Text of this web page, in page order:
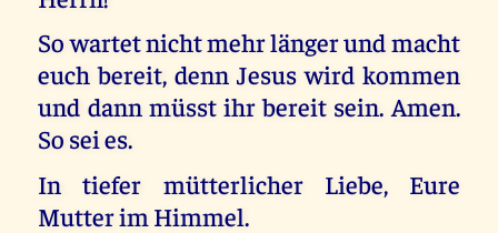
So wartet nicht mehr länger und macht
euch bereit, denn Jesus wird kommen
und dann müsst ihr bereit sein. Amen.
So sei es.
In tiefer mütterlicher Liebe, Eure
Mutter im Himmel.